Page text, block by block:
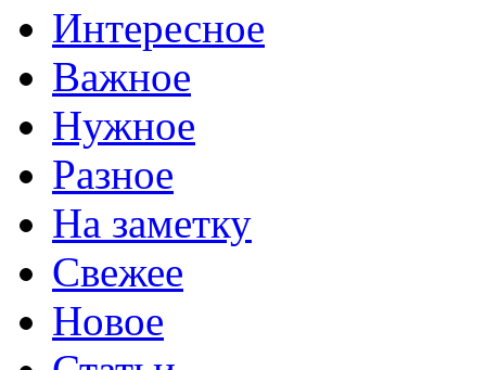
Интересное
Важное
Нужное
Разное
На заметку
Свежее
Новое